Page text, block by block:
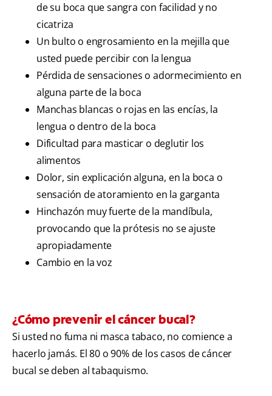
de su boca que sangra con facilidad y no
cicatriza
Un bulto o engrosamiento en la mejilla que
usted puede percibir con la lengua
Pérdida de sensaciones o adormecimiento en
alguna parte de la boca
Manchas blancas o rojas en las encías, la
lengua o dentro de la boca
Dificultad para masticar o deglutir los
alimentos
Dolor, sin explicación alguna, en la boca o
sensación de atoramiento en la garganta
Hinchazón muy fuerte de la mandíbula,
provocando que la prótesis no se ajuste
apropiadamente
Cambio en la voz
¿Cómo prevenir el cáncer bucal?
Si usted no fuma ni masca tabaco, no comience a
hacerlo jamás. El 80 o 90% de los casos de cáncer
bucal se deben al tabaquismo.